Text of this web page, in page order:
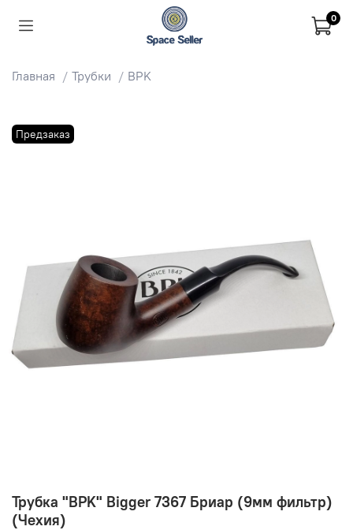
0
Главная Трубки BPK
Предзаказ
Трубка "BPK" Bigger 7367 Бриар (9мм фильтр)
(Чехия)